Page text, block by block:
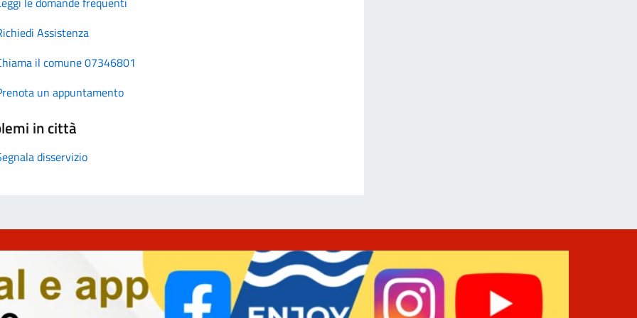
Assistenza
il comune 07346801
un appuntamento
in città
disservizio